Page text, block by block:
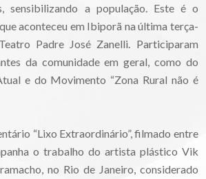
sensibilizando a população. Este é o
aconteceu em Ibiporã na última terça-
Padre José Zanelli. Participaram
da comunidade em geral, como do
e do Movimento “Zona Rural não é
“Lixo Extraordinário”, filmado entre
o trabalho do artista plástico Vik
no Rio de Janeiro, considerado